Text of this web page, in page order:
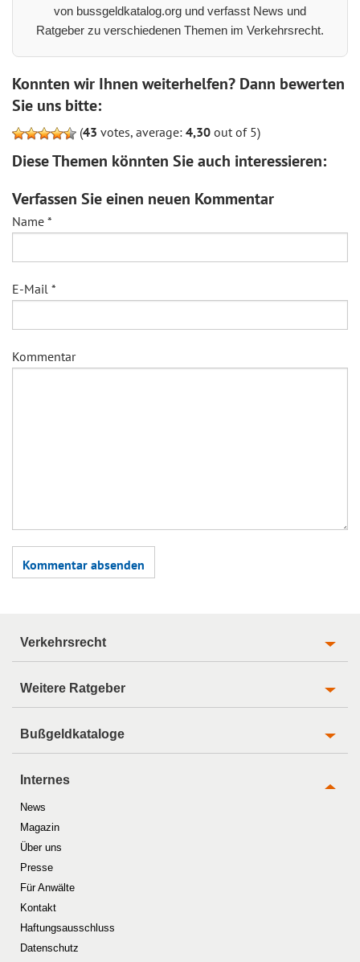
von bussgeldkatalog.org und verfasst News und
Ratgeber zu verschiedenen Themen im Verkehrsrecht.
Konnten wir Ihnen weiterhelfen? Dann bewerten
Sie uns bitte:
(43 votes, average: 4,30 out of 5)
Diese Themen könnten Sie auch interessieren:
Verfassen Sie einen neuen Kommentar
Name *
E-Mail *
Kommentar
Verkehrsrecht
Weitere Ratgeber
Bußgeldkataloge
Internes
News
Magazin
Über uns
Presse
Für Anwälte
Kontakt
Haftungsausschluss
Datenschutz